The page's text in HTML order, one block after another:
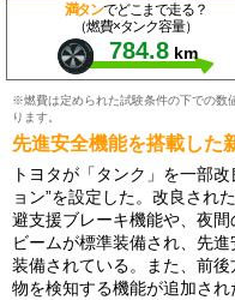
満タンでどこまで走る？
（燃費×タンク容量）
784.8 km
※燃費は定められた試験条件の下での数
ります。
先進安全機能を搭載した
トヨタが「タンク」を一部
ョン”を設定した。改良され
避支援ブレーキ機能や、夜
ビームが標準装備され、先
装備されている。また、前
物を検知する機能が追加さ